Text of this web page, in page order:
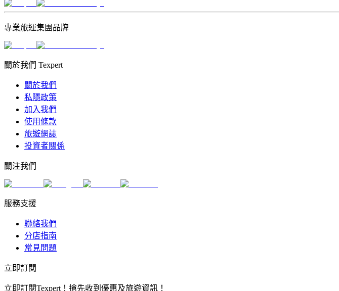
專業旅運集團品牌
關於我們 Texpert
關於我們
私隱政策
加入我們
使用條款
旅遊網誌
投資者關係
關注我們
服務支援
聯絡我們
分店指南
常見問題
立即訂閱
立即訂閱Texpert！搶先收到優惠及旅遊資訊！